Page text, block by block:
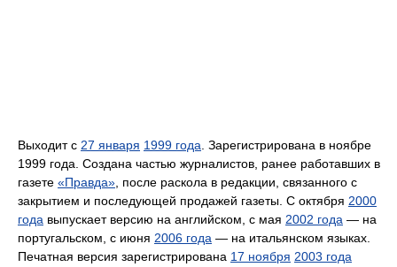
Выходит с 27 января 1999 года . Зарегистрирована в ноябре
1999 года. Создана частью журналистов, ранее работавших в
газете «Правда» , после раскола в редакции, связанного с
закрытием и последующей продажей газеты. С октября 2000
года выпускает версию на английском, с мая 2002 года — на
португальском, с июня 2006 года — на итальянском языках.
Печатная версия зарегистрирована 17 ноября 2003 года